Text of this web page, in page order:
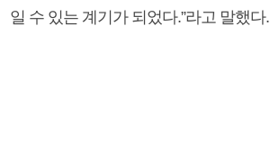
일 수 있는 계기가 되었다.”라고 말했다.